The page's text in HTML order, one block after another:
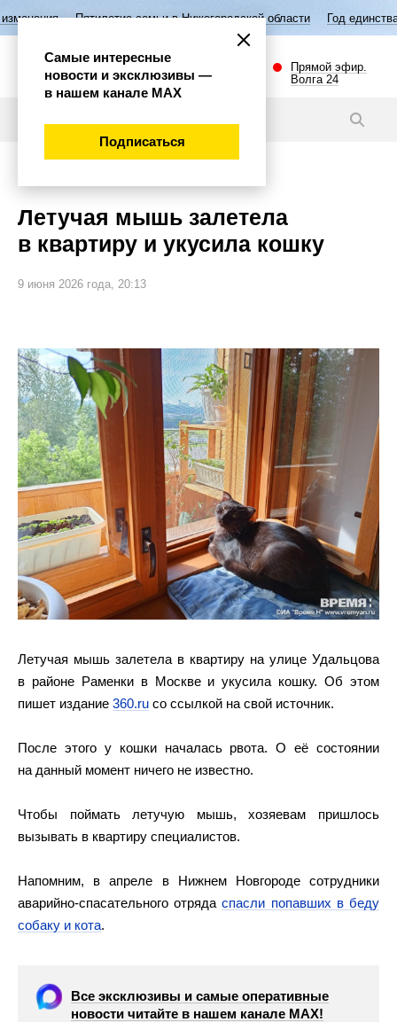
семьи в Нижегородской области Год единства народов
Прямой эфир.
Волга 24
Летучая мышь залетела
в квартиру и укусила кошку
9 июня 2026 года, 20:13
Летучая мышь залетела в квартиру на улице Удальцова
в районе Раменки в Москве и укусила кошку. Об этом
пишет издание 360.ru со ссылкой на свой источник.
После этого у кошки началась рвота. О её состоянии
на данный момент ничего не известно.
Чтобы поймать летучую мышь, хозяевам пришлось
вызывать в квартиру специалистов.
Напомним, в апреле в Нижнем Новгороде сотрудники
аварийно-спасательного отрядаспасли попавших в беду
собаку и кота.
Все эксклюзивы и самые оперативные
новости читайте в нашем канале МАХ!
Самые интересные
новости и эксклюзивы —
в нашем канале МАХ
Подписаться